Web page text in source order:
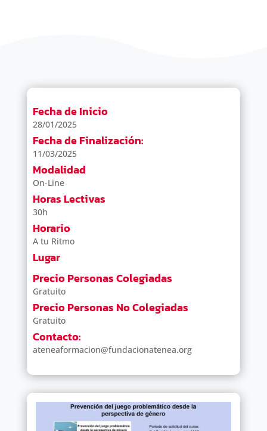
Fecha de Inicio
28/01/2025
Fecha de Finalización:
11/03/2025
Modalidad
On-Line
Horas Lectivas
30h
Horario
A tu Ritmo
Lugar
Precio Personas Colegiadas
Gratuito
Precio Personas No Colegiadas
Gratuito
Contacto:
ateneaformacion@fundacionatenea.org